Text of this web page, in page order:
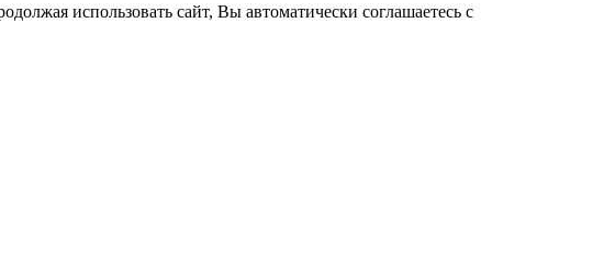
использовать сайт, Вы автоматически соглашаетесь с